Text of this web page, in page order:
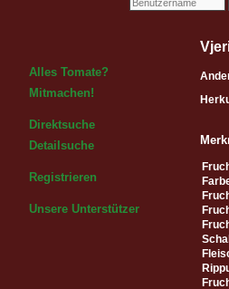
Alles Tomate?
Mitmachen!
Direktsuche
Detailsuche
Registrieren
Unsere Unterstützer